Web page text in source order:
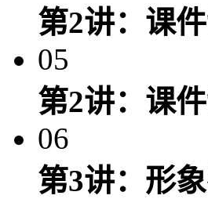
第2讲：课
05
第2讲：课
06
第3讲：形